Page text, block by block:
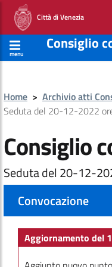
Città di Venezia
menu
Consiglio
Home > Archivio atti
Seduta del 20-12-2022
Consiglio
Seduta del 20-12-
Convocazione
Aggiornamento del